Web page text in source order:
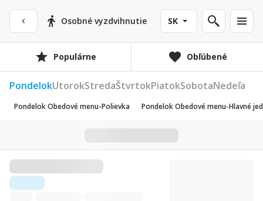
Osobné vyzdvihnutie SK
Populárne Obľúbené
PondelokUtorokStredaŠtvrtokPiatokSobotaNedeľa
Pondelok Obedové menu-Polievka Pondelok Obedové menu-Hlavné